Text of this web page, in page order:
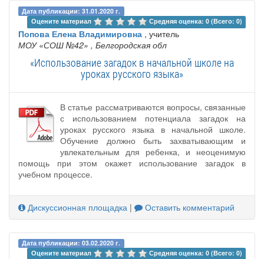
Дата публикации: 31.01.2020 г.
Оцените материал
Средняя оценка: 0 (Всего: 0)
Попова Елена Владимировна , учитель
МОУ «СОШ №42» , Белгородская обл
«Использование загадок в начальной школе на
уроках русского языка»
В статье рассматриваются вопросы, связанные
с использованием потенциала загадок на
уроках русского языка в начальной школе.
Обучение должно быть захватывающим и
увлекательным для ребенка, и неоценимую
помощь при этом окажет использование загадок в
учебном процессе.
Дискуссионная площадка | Оставить комментарий
Дата публикации: 03.02.2020 г.
Оцените материал
Средняя оценка: 0 (Всего: 0)